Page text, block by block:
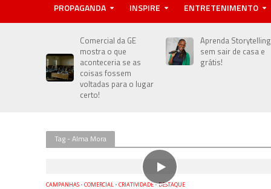
PROPAGANDA INSPIRE ENTRETENIMENTO
Comercial da GE
mostra o que
aconteceria se as
coisas fossem
voltadas para o lugar
certo!
Aprenda Storytelling
sem sair de casa e
grátis!
Tag - Alma Mora
CAMPANHAS • COMERCIAL • CRIATIVIDADE•DESTAQUE